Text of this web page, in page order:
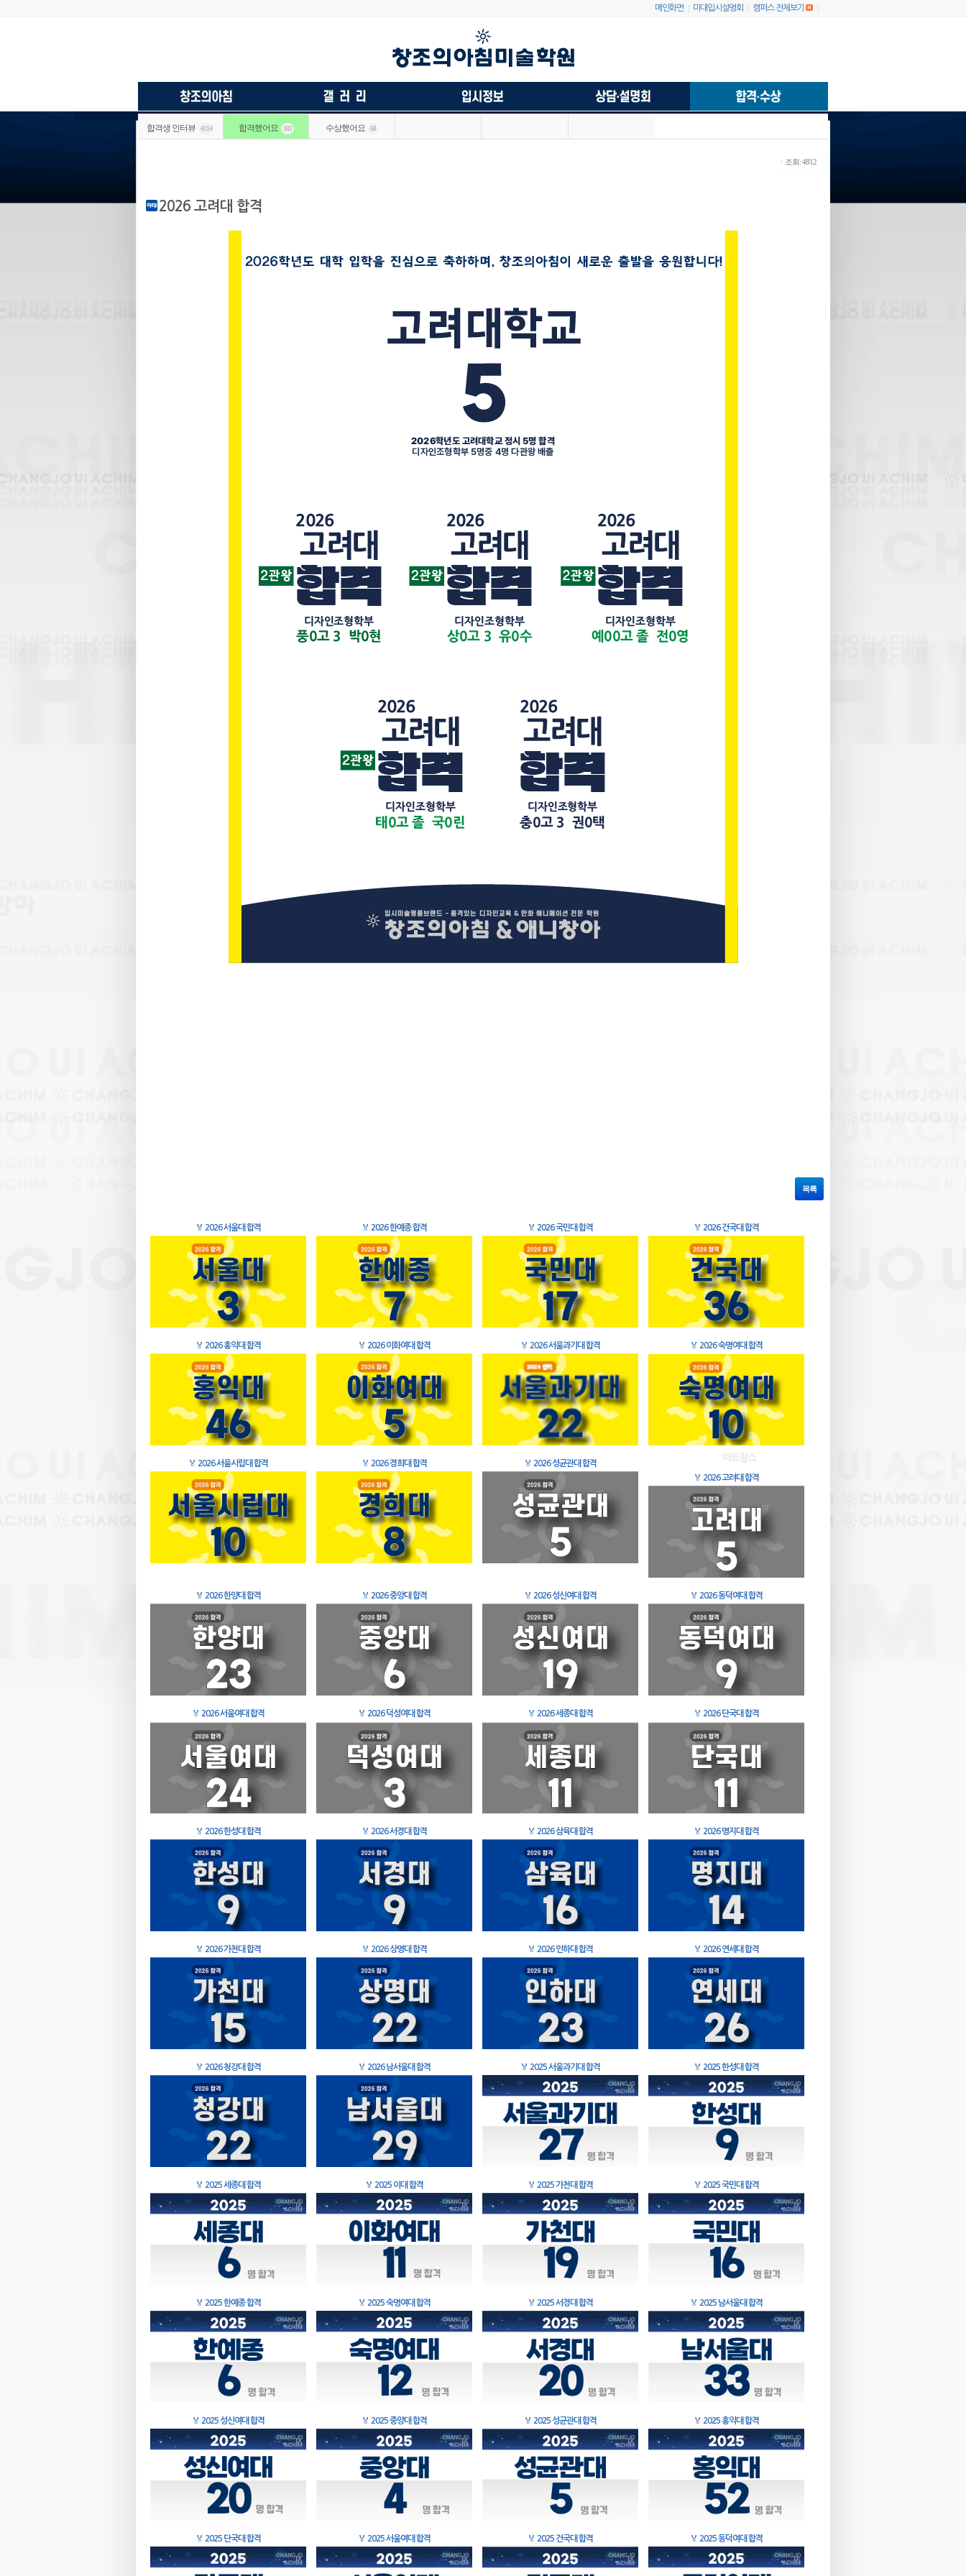
메인화면 미대입시설명회 캠퍼스 전체보기
합격생 인터뷰 4114 합격했어요 183 수상했어요 68
ㆍ조회: 4812
2026 고려대 합격
목록
🏅 2026 서울대 합격 🏅 2026 한예종 합격 🏅 2026 국민대 합격 🏅 2026 건국대 합격
🏅 2026 홍익대 합격 🏅 2026 이화여대 합격 🏅 2026 서울과기대 합격 🏅 2026 숙명여대 합격
🏅 2026 서울시립대 합격 🏅 2026 경희대 합격 🏅 2026 성균관대 합격
🏅 2026 고려대 합격
🏅 2026 한양대 합격 🏅 2026 중앙대 합격 🏅 2026 성신여대 합격 🏅 2026 동덕여대 합격
🏅 2026 서울여대 합격 🏅 2026 덕성여대 합격 🏅 2026 세종대 합격 🏅 2026 단국대 합격
🏅 2026 한성대 합격 🏅 2026 서경대 합격 🏅 2026 삼육대 합격 🏅 2026 명지대 합격
🏅 2026 가천대 합격 🏅 2026 상명대 합격 🏅 2026 인하대 합격 🏅 2026 연세대 합격
🏅 2026 청강대 합격 🏅 2026 남서울대 합격 🏅 2025 서울과기대 합격 🏅 2025 한성대 합격
🏅 2025 세종대 합격 🏅 2025 이대 합격 🏅 2025 가천대 합격 🏅 2025 국민대 합격
🏅 2025 한예종 합격 🏅 2025 숙명여대 합격 🏅 2025 서경대 합격 🏅 2025 남서울대 합격
🏅 2025 성신여대 합격 🏅 2025 중앙대 합격 🏅 2025 성균관대 합격 🏅 2025 홍익대 합격
🏅 2025 단국대 합격 🏅 2025 서울여대 합격 🏅 2025 건국대 합격 🏅 2025 동덕여대 합격